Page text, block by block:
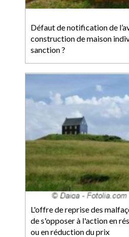
Défaut de notification de
construction de maison
sanction ?
L'offre de reprise des
de s'opposer à l'action en
ou en réduction du prix